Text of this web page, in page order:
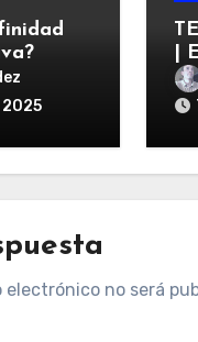
2025
|
no será